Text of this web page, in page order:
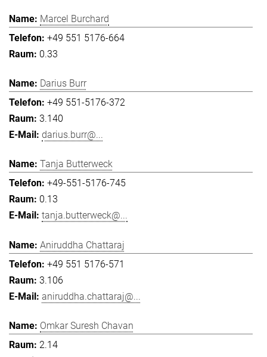
Marcel Burchard
+49 551 5176-664
0.33
Darius Burr
+49 551-5176-372
3.140
darius.burr@...
Tanja Butterweck
+49-551-5176-745
0.13
tanja.butterweck@...
Aniruddha Chattaraj
+49 551 5176-571
3.106
aniruddha.chattaraj@...
Omkar Suresh Chavan
2.14